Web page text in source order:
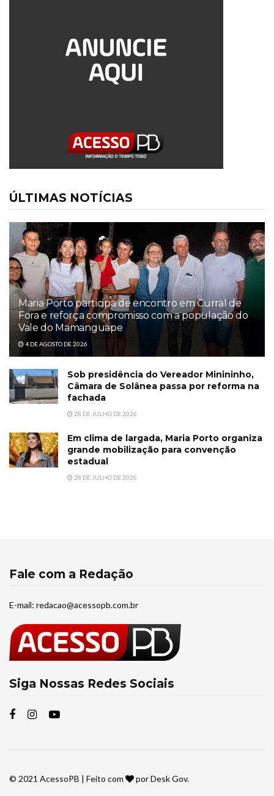
ÚLTIMAS NOTÍCIAS
Maria Porto participa de encontro em Curral de
Fora e reforça compromisso com a população do
Vale do Mamanguape
4 DE AGOSTO DE 2026
Sob presidência do Vereador Minininho,
Câmara de Solânea passa por reforma na
fachada
28 DE JULHO DE 2026
Em clima de largada, Maria Porto organiza
grande mobilização para convenção
estadual
28 DE JULHO DE 2026
Fale com a Redação
E-mail: redacao@acessopb.com.br
Siga Nossas Redes Sociais
© 2021 AcessoPB | Feito com porDesk Gov.